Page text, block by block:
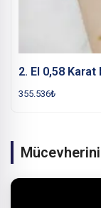
2. El 0,58 Karat
355.536₺